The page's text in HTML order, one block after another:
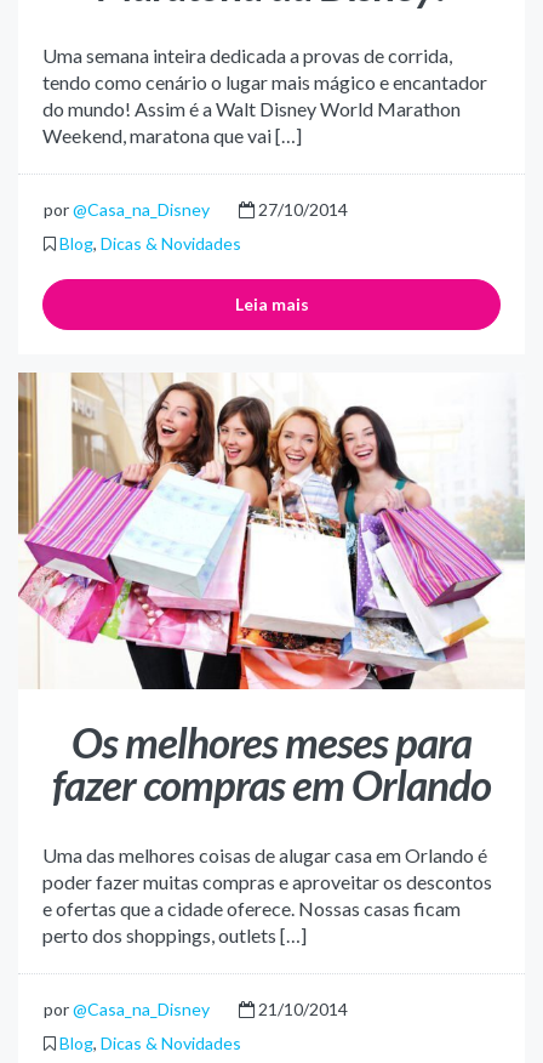
Uma semana inteira dedicada a provas de corrida,
tendo como cenário o lugar mais mágico e encantador
do mundo! Assim é a Walt Disney World Marathon
Weekend, maratona que vai […]
por@Casa_na_Disney
27/10/2014
Blog, Dicas & Novidades
Leia mais
Os melhores meses para
fazer compras em Orlando
Uma das melhores coisas de alugar casa em Orlando é
poder fazer muitas compras e aproveitar os descontos
e ofertas que a cidade oferece. Nossas casas ficam
perto dos shoppings, outlets […]
por@Casa_na_Disney
21/10/2014
Blog, Dicas & Novidades